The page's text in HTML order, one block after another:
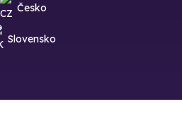
Česko
Slovensko